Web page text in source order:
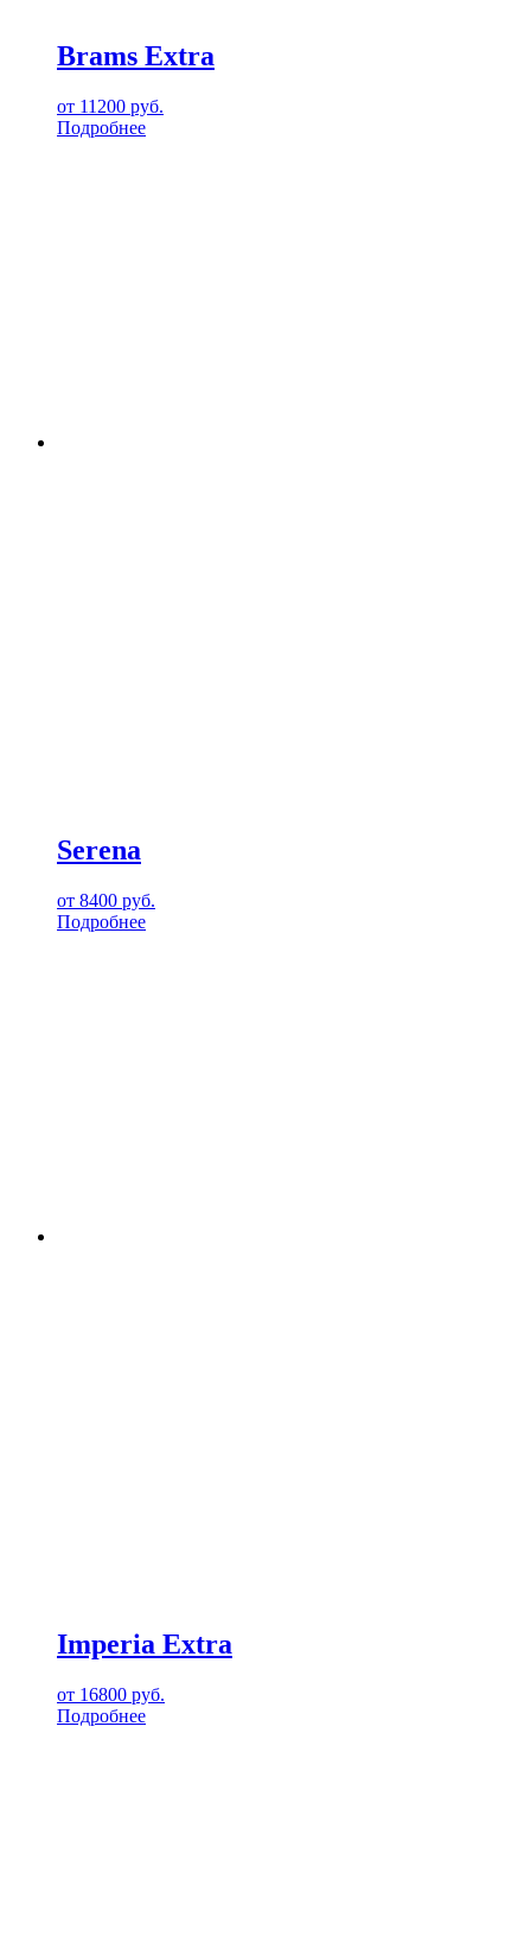
Brams Extra
от 11200 руб.
Подробнее
Serena
от 8400 руб.
Подробнее
Imperia Extra
от 16800 руб.
Подробнее